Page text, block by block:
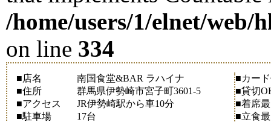
/home/users/1/elnet/web/
on line 334
■店名
南国食堂&BAR ラハイナ
■住所
群馬県伊勢崎市宮子町3601-5
■アクセス
JR伊勢崎駅から車10分
■駐車場
17台
■カー
■貸切
■着席
■立食